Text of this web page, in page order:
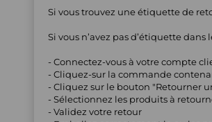
Si vous trouvez une étiquette de
Si vous n’avez pas d’étiquette dans
- Connectez-vous à votre compte
- Cliquez-sur la commande
- Cliquez sur le bouton "Retourner
- Sélectionnez les produits à
- Validez votre retour